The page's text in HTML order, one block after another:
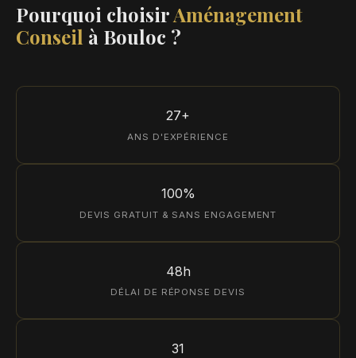
Pourquoi choisirAménagement
Conseil à Bouloc ?
27+
ANS D'EXPÉRIENCE
100%
DEVIS GRATUIT & SANS ENGAGEMENT
48h
DÉLAI DE RÉPONSE DEVIS
31